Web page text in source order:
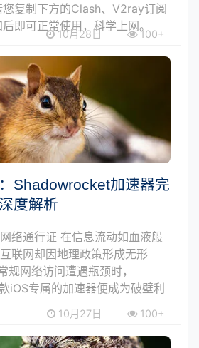
复制下方的Clash、V2ray订阅
即可正常使用，科学上网。
10月28日 100+
Shadowrocket加速器完
度解析
络通行证 在信息流动如血液般
联网却因地理政策形成无形
规网络访问遭遇瓶颈时，
iOS专属的加速器便成为破壁利
10月27日 100+